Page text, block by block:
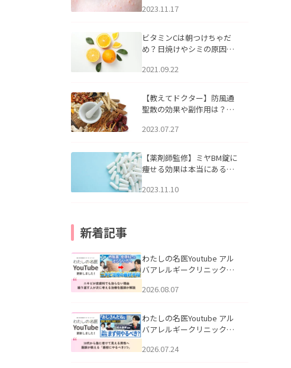
アについて
2023.11.17
ビタミンCは朝つけちゃだ
め？日焼けやシミの原因に
2021.09.22
【教えてドクター】防風通
聖散の効果や副作用は？長
2023.07.27
【薬剤師監修】ミヤBM錠に
痩せる効果は本当にある
2023.11.10
新着記事
わたしの名医Youtube アル
バアレルギークリニック札
らない理由｜繰り返す人が
説」を公開いたしました。
2026.08.07
わたしの名医Youtube アル
バアレルギークリニック札
える男性へ｜医師が教える
2026.07.24